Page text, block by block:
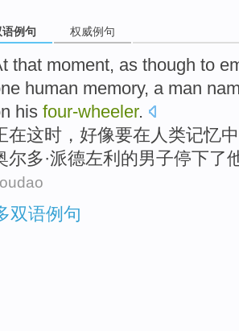
语例句 权威例句
that moment, as though to
human memory, a man
his four-wheeler.
在这时 ， 好像要在人类记忆
尔多·派德左利的男子停下了
双语例句